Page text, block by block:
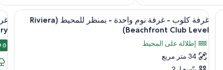
تعتيم ومكواة/لوح كي
استعراض
جميع
غرفة
كلوب
ميني بار وخزنة داخل الغرفة وستائر تعتيم
4
غرفة كلوب - غرفة نوم واحدة - بمنظر للمحيط (Riviera
Beachfront Club Level)
إطلالة على المحيط
34 متر مربع